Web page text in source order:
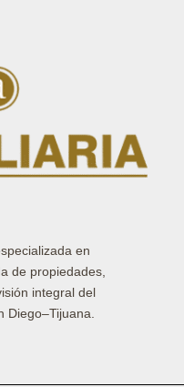
en
de propiedades,
integral del
Diego–Tijuana.